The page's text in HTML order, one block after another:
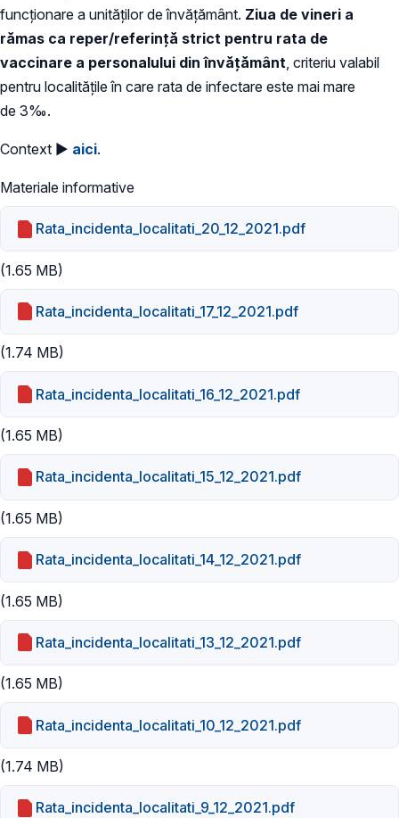
funcționare a unităților de învățământ. Ziua de vineri a
rămas ca reper/referință strict pentru rata de
vaccinare a personalului din învățământ , criteriu valabil
pentru localitățile în care rata de infectare este mai mare
de 3‰.
Context ► aici.
Materiale informative
Rata_incidenta_localitati_20_12_2021.pdf
(1.65 MB)
Rata_incidenta_localitati_17_12_2021.pdf
(1.74 MB)
Rata_incidenta_localitati_16_12_2021.pdf
(1.65 MB)
Rata_incidenta_localitati_15_12_2021.pdf
(1.65 MB)
Rata_incidenta_localitati_14_12_2021.pdf
(1.65 MB)
Rata_incidenta_localitati_13_12_2021.pdf
(1.65 MB)
Rata_incidenta_localitati_10_12_2021.pdf
(1.74 MB)
Rata_incidenta_localitati_9_12_2021.pdf